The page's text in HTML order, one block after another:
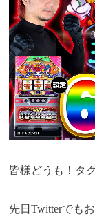
皆様どうも！タ
先日Twitterでも